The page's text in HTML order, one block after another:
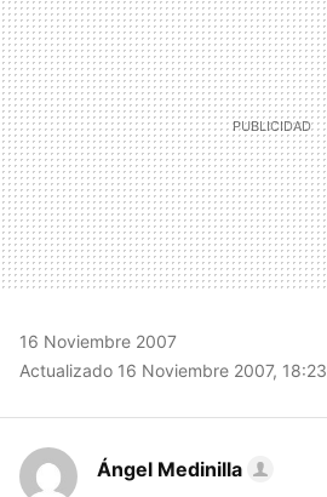
16 Noviembre 2007
Actualizado 16 Noviembre 2007, 18:23
Ángel Medinilla